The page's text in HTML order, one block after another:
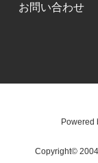
お問い合わせ
Copyright©
Powered